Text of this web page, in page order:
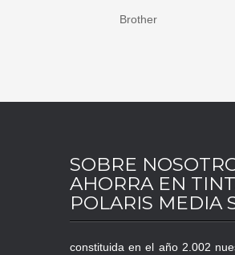
Brother
SOBRE
AHORRA EN
POLARIS MEDIA
constituida en el año 2.002